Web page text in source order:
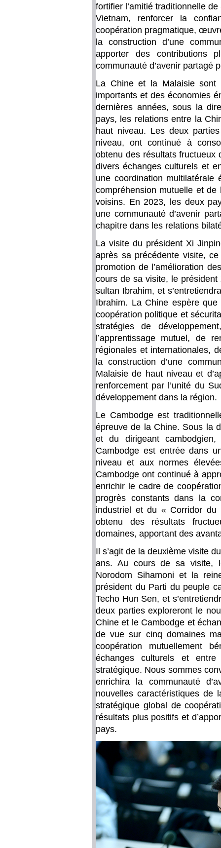
fortifier l’amitié traditionnelle
Vietnam, renforcer la
coopération pragmatique,
la construction d’une
apporter des contributions
communauté d’avenir partagé
La Chine et la Malaisie sont
importants et des économies
dernières années, sous la
pays, les relations entre la
haut niveau. Les deux
niveau, ont continué à
obtenu des résultats fructueux
divers échanges culturels et
une coordination multilatérale
compréhension mutuelle et
voisins. En 2023, les deux
une communauté d’avenir
chapitre dans les relations
La visite du président Xi
après sa précédente visite,
promotion de l’amélioration
cours de sa visite, le
sultan Ibrahim, et
Ibrahim. La Chine espère
coopération politique et
stratégies de
l’apprentissage mutuel, de
régionales et internationales,
la construction d’une
Malaisie de haut niveau et
renforcement par l’unité du
développement dans la région.
Le Cambodge est
épreuve de la Chine. Sous la
et du dirigeant cambodgien,
Cambodge est entrée dans
niveau et aux normes
Cambodge ont continué à
enrichir le cadre de
progrès constants dans la
industriel et du « Corridor
obtenu des résultats
domaines, apportant des
Il s’agit de la deuxième visite
ans. Au cours de sa visite,
Norodom Sihamoni et la
président du Parti du peuple
Techo Hun Sen, et
deux parties exploreront le
Chine et le Cambodge et
de vue sur cinq domaines
coopération mutuellement
échanges culturels et
stratégique. Nous sommes
enrichira la communauté
nouvelles caractéristiques de
stratégique global de
résultats plus positifs et
pays.